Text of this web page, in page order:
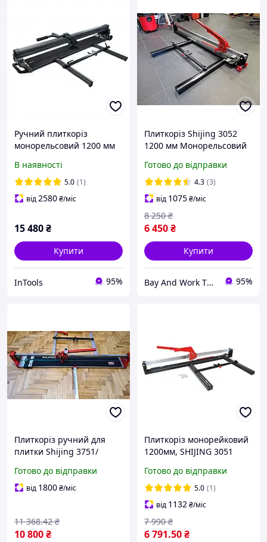
Ручний плиткоріз
монорельсовий 1200 мм
Професійний ручний
плиткоріз роликовий
В наявності
5.0 (1)
від2580₴/міс
15 480₴
Купити
InTools 95%
Плиткоріз Shijing 3052
1200 мм Монорельсовий
Готово до відправки
4.3 (3)
від 1075₴/міс
6 450₴
8 250 ₴
Купити
Bay And Work TOOLBOX 95%
Плиткоріз ручний для
плитки Shijing 3751/
монорельсовий 1200мм
Готово до відправки
від 1800₴/міс
10 800₴
11 368.42 ₴
Плиткоріз монорейковий
1200мм, SHIJING 3051
Готово до відправки
5.0 (1)
від 1132₴/міс
6 791.50₴
7 990 ₴